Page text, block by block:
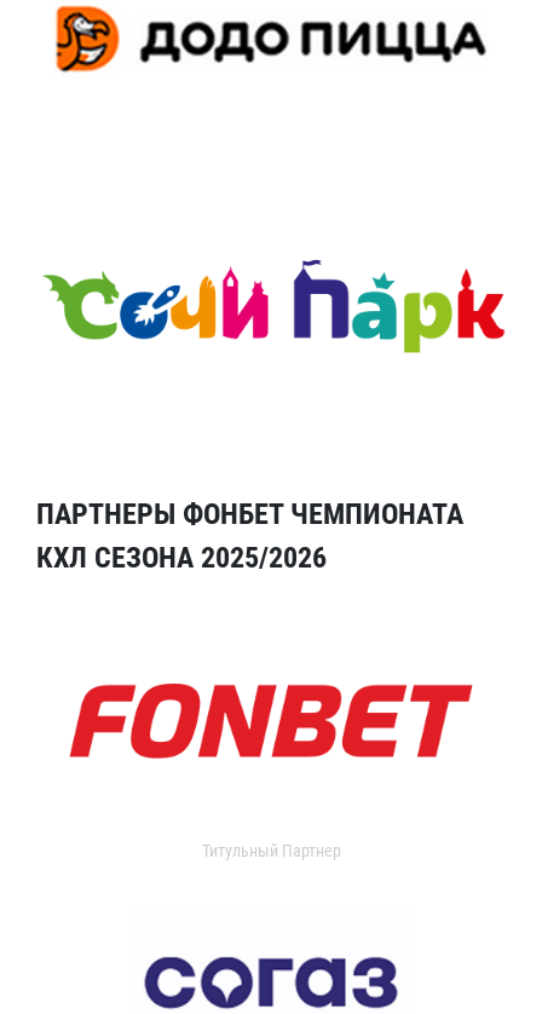
ПАРТНЕРЫ ФОНБЕТ ЧЕМПИОНАТА
КХЛ СЕЗОНА 2025/2026
Титульный Партнер